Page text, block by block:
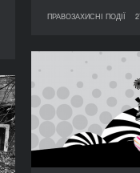
ПРАВОЗАХИСНІ ПОДІЇ
27 березня 2016
Презентація
що